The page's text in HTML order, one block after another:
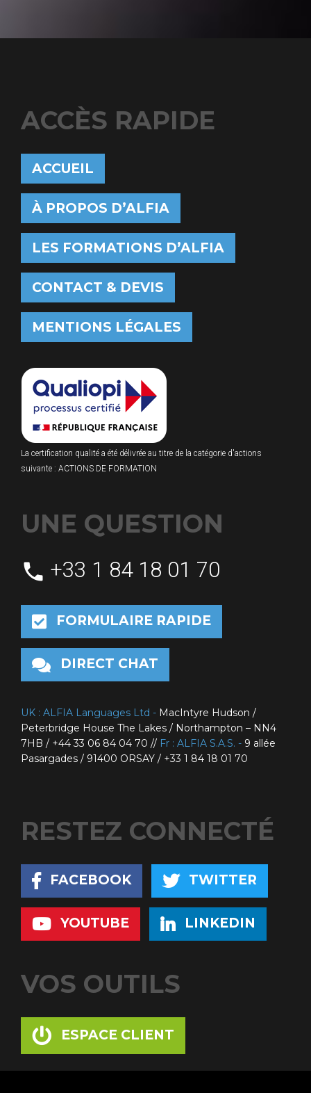
ACCÈS RAPIDE
ACCUEIL
À PROPOS D’ALFIA
LES FORMATIONS D’ALFIA
CONTACT & DEVIS
MENTIONS LÉGALES
La certification qualité a été délivrée au titre de la catégorie d'actions
suivante : ACTIONS DE FORMATION
UNE QUESTION
phone +33 1 84 18 01 70
FORMULAIRE RAPIDE
DIRECT CHAT
UK : ALFIA Languages Ltd - MacIntyre Hudson /
Peterbridge House The Lakes / Northampton – NN4
7HB / +44 33 06 84 04 70 // Fr : ALFIA S.A.S. - 9 allée
Pasargades / 91400 ORSAY / +33 1 84 18 01 70
RESTEZ CONNECTÉ
FACEBOOK TWITTER
YOUTUBE LINKEDIN
VOS OUTILS
ESPACE CLIENT